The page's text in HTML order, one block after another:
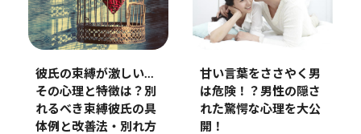
彼氏の束縛が激しい…
その心理と特徴は？別
れるべき束縛彼氏の具
体例と改善法・別れ方
甘い言葉をささやく男
は危険！？男性の隠さ
れた驚愕な心理を大公
開！